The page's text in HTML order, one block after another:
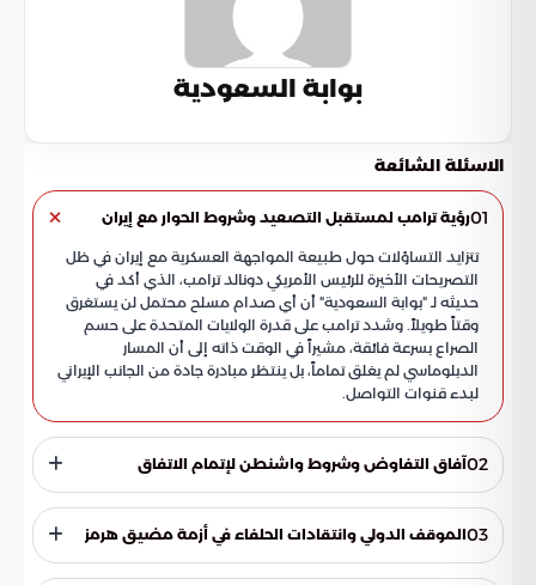
بوابة السعودية
الاسئلة الشائعة
01رؤية ترامب لمستقبل التصعيد وشروط الحوار مع إيران
تتزايد التساؤلات حول طبيعة المواجهة العسكرية مع إيران في ظل
التصريحات الأخيرة للرئيس الأمريكي دونالد ترامب، الذي أكد في
حديثه لـ "بوابة السعودية" أن أي صدام مسلح محتمل لن يستغرق
وقتاً طويلاً. وشدد ترامب على قدرة الولايات المتحدة على حسم
الصراع بسرعة فائقة، مشيراً في الوقت ذاته إلى أن المسار
الدبلوماسي لم يغلق تماماً، بل ينتظر مبادرة جادة من الجانب الإيراني
لبدء قنوات التواصل.
02آفاق التفاوض وشروط واشنطن لإتمام الاتفاق
الأزمة قد يبدأ بمكالمة هاتفية بسيطة، لكنه ربط نجاح هذه
المساعي بجملة من المحددات والاشتراطات الجوهرية:
03الموقف الدولي وانتقادات الحلفاء في أزمة مضيق هرمز